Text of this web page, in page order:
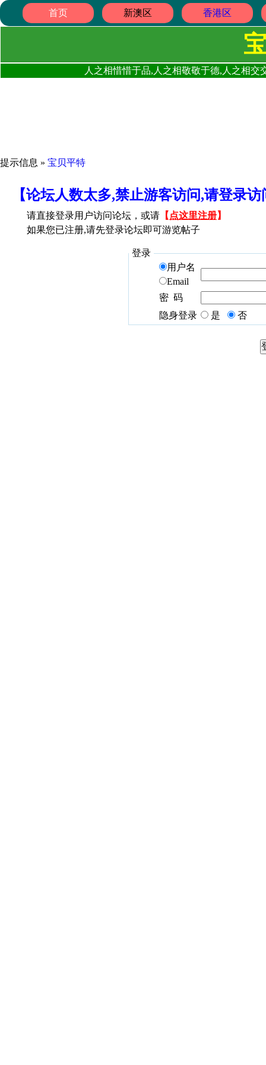
首页 新澳区 香港区
人之相惜惜于品,人之相敬敬于德,人之相
提示信息 » 宝贝平特
【论坛人数太多,禁止游客访问,请登录
请直接登录用户访问论坛，或请 【 点这里注册】
如果您已注册,请先登录论坛即可游览帖子
登录
用户名
Email
密 码
隐身登录
是 否